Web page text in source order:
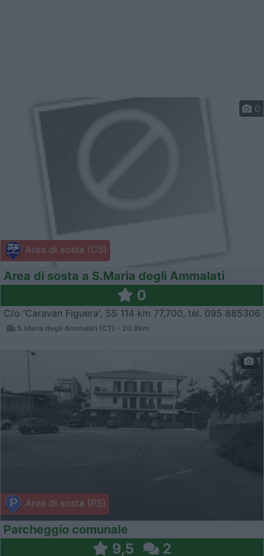
Area di sosta (CS)
0
Area di sosta a S.Maria degli Ammalati
0
C/o 'Caravan Figuera', SS 114 km 77,700, tel. 095 885306
S.Maria degli Ammalati (CT) - 20.8km
Area di sosta (PS)
1
Parcheggio comunale
9,5 2